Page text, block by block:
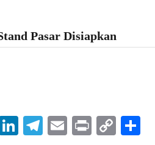
Pasar Disiapkan
WeChat
LinkedIn
Telegram
EmailPrintCopy